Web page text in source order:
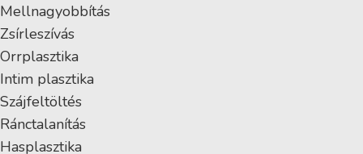
Mellnagyobbítás
Zsírleszívás
Orrplasztika
Intim plasztika
Szájfeltöltés
Ránctalanítás
Hasplasztika